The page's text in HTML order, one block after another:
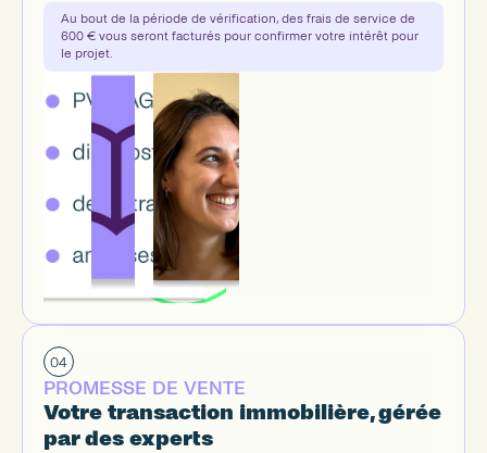
Au bout de la période de vérification, des frais de service de
600 € vous seront facturés pour confirmer votre intérêt pour
le projet.
04
PROMESSE DE VENTE
Votre transaction immobilière, gérée
par des experts